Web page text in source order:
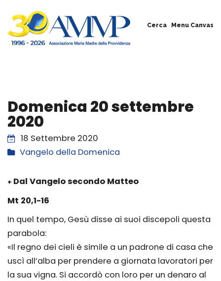
Cerca Menu Canvas
Domenica 20 settembre
2020
18 Settembre 2020
Vangelo della Domenica
+ Dal Vangelo secondo Matteo
Mt 20,1-16
In quel tempo, Gesù disse ai suoi discepoli questa
parabola:
«Il regno dei cieli è simile a un padrone di casa che
uscì all’alba per prendere a giornata lavoratori per
la sua vigna. Si accordò con loro per un denaro al